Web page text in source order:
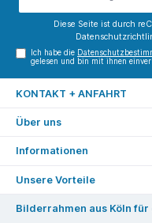
Diese Seite ist durch
Ich habe die
gelesen und bin mit ihnen
KONTAKT + ANFAHRT
Über uns
Informationen
Unsere Vorteile
Bilderrahmen aus Köln für